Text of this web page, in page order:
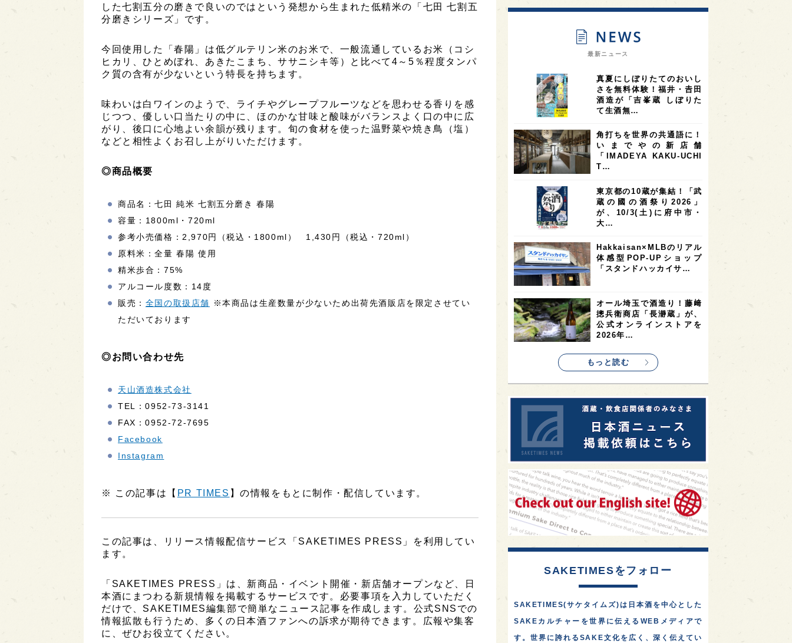
した七割五分の磨きで良いのではという発想から生まれた低精米の「七田 七割五
分磨きシリーズ」です。
今回使用した「春陽」は低グルテリン米のお米で、一般流通しているお米（コシ
ヒカリ、ひとめぼれ、あきたこまち、ササニシキ等）と比べて4～5％程度タンパ
ク質の含有が少ないという特長を持ちます。
味わいは白ワインのようで、ライチやグレープフルーツなどを思わせる香りを感
じつつ、優しい口当たりの中に、ほのかな甘味と酸味がバランスよく口の中に広
がり、後口に心地よい余韻が残ります。旬の食材を使った温野菜や焼き鳥（塩）
などと相性よくお召し上がりいただけます。
◎商品概要
商品名：七田 純米 七割五分磨き 春陽
容量：1800ml・720ml
参考小売価格：2,970円（税込・1800ml） 1,430円（税込・720ml）
原料米：全量 春陽 使用
精米歩合：75%
アルコール度数：14度
販売： 全国の取扱店舗
※本商品は生産数量が少ないため出荷先酒販店を限定させてい
ただいております
◎お問い合わせ先
天山酒造株式会社
TEL：0952-73-3141
FAX：0952-72-7695
Facebook
Instagram
※ この記事は【 PR TIMES 】の情報をもとに制作・配信しています。
この記事は、リリース情報配信サービス「SAKETIMES PRESS」を利用してい
ます。
「SAKETIMES PRESS」は、新商品・イベント開催・新店舗オープンなど、日
本酒にまつわる新規情報を掲載するサービスです。必要事項を入力していただく
だけで、SAKETIMES編集部で簡単なニュース記事を作成します。公式SNSでの
情報拡散も行うため、多くの日本酒ファンへの訴求が期待できます。広報や集客
に、ぜひお役立てください。
愛知県 14 宮城県 14 岐阜県 13
オピニオンリーダーの視点 9
7 奈良県 滋賀県 7 和歌山県 6
6 フランス 6 高知県 5 島根県 5
山口県 4 アメリカ 4 神奈川県 4
大分県 4 三重県 3 3 3
オーストラリア 台湾 2 アジア
SAKEの時代を生きる 1
全蔵めぐり 1 シンガポール 1 カナダ 1
1 熊本県 1
イギリス 1 ノルウェー 新宿区 1
歌舞伎町 1 沖縄県 1 鳥取県 1
saketimes_image_4 1
最新ニュース
真夏にしぼりたてのおいし
さを無料体験！福井・𠮷田
酒造が「吉峯蔵 しぼりた
て生酒無…
角打ちを世界の共通語に！
いまでやの新店舗
「IMADEYA KAKU-UCHI
T…
東京都の10蔵が集結！「武
蔵の國の酒祭り2026」
が、10/3(土)に府中市・
大…
Hakkaisan×MLBのリアル
体感型POP-UPショップ
「スタンドハッカイサ…
オール埼玉で酒造り！藤﨑
摠兵衛商店「長瀞蔵」が、
公式オンラインストアを
2026年…
もっと読む
SAKETIMESをフォロー
SAKETIMES(サケタイムズ)は日本酒を中心とした
SAKEカルチャーを世界に伝えるWEBメディアで
す。世界に誇れるSAKE文化を広く、深く伝えてい